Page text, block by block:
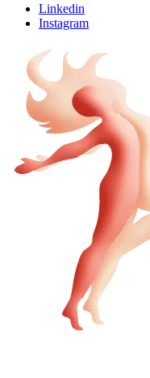
Linkedin
Instagram